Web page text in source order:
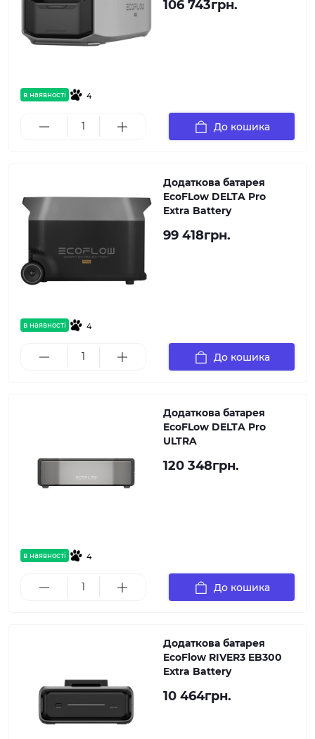
в наявності 4
106 743грн.
До кошика
в наявності 4
Додаткова батарея
EcoFLow DELTA Pro
Extra Battery
99 418грн.
До кошика
в наявності 4
Додаткова батарея
EcoFLow DELTA Pro
ULTRA
120 348грн.
До кошика
Додаткова батарея
EcoFlow RIVER3 EB300
Extra Battery
10 464грн.